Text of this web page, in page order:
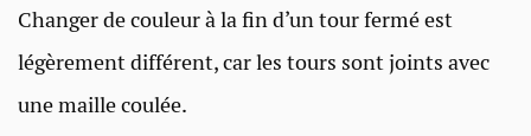
Changer de couleur à la fin d’un tour fermé est
légèrement différent, car les tours sont joints avec
une maille coulée.